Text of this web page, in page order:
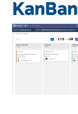
KanBan